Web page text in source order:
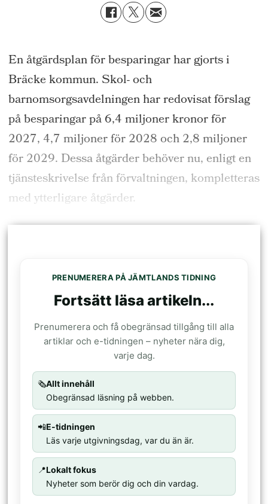
En åtgärdsplan för besparingar har gjorts i
Bräcke kommun. Skol- och
barnomsorgsavdelningen har redovisat förslag
på besparingar på 6,4 miljoner kronor för
2027, 4,7 miljoner för 2028 och 2,8 miljoner
för 2029. Dessa åtgärder behöver nu, enligt en
tjänsteskrivelse från förvaltningen, kompletteras
med ytterligare åtgärder.
PRENUMERERA PÅ JÄMTLANDS TIDNING
Fortsätt läsa artikeln...
Prenumerera och få obegränsad tillgång till alla
artiklar och e-tidningen – nyheter nära dig,
varje dag.
🗞️Allt innehåll
Obegränsad läsning på webben.
📲E-tidningen
Läs varje utgivningsdag, var du än är.
📍Lokalt fokus
Nyheter som berör dig och din vardag.